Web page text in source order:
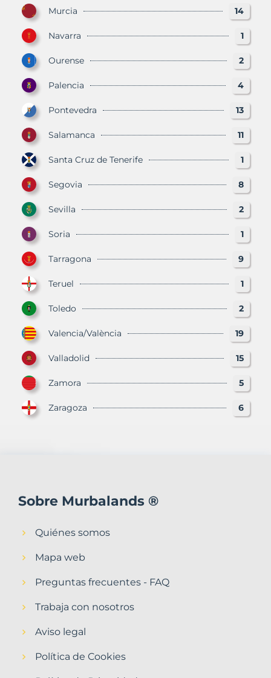
Murcia 14
Navarra 1
Ourense 2
Palencia 4
Pontevedra 13
Salamanca 11
Santa Cruz de Tenerife 1
Segovia 8
Sevilla 2
Soria 1
Tarragona 9
Teruel 1
Toledo 2
Valencia/València 19
Valladolid 15
Zamora 5
Zaragoza 6
Sobre Murbalands ®
Quiénes somos
Mapa web
Preguntas frecuentes - FAQ
Trabaja con nosotros
Aviso legal
Política de Cookies